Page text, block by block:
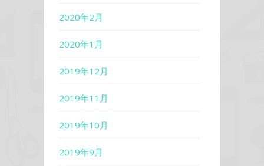
2020年2月
2020年1月
2019年12月
2019年11月
2019年10月
2019年9月